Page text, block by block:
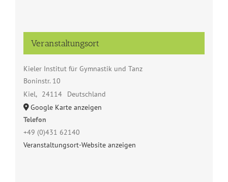
Veranstaltungsort
Kieler Institut für Gymnastik und Tanz
Boninstr. 10
Kiel, 24114
Deutschland
Google Karte anzeigen
Telefon
+49 (0)431 62140
Veranstaltungsort-Website anzeigen